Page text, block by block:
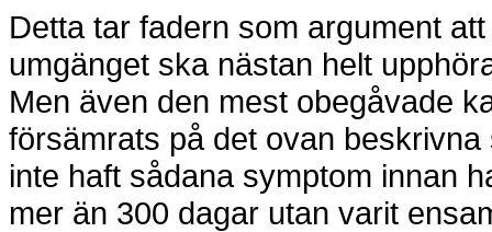
Detta tar fadern som argument
umgänget ska nästan helt
Men även den mest obegåvade
försämrats på det ovan
inte haft sådana symptom innan
mer än 300 dagar utan varit